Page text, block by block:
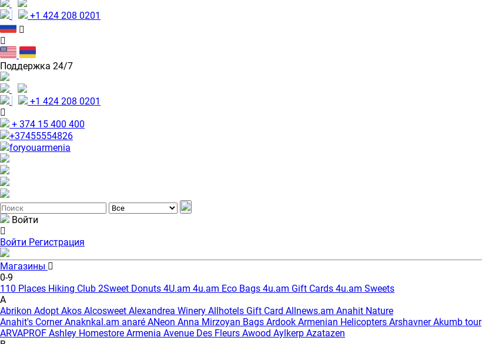
+1 424 208 0201
Поддержка 24/7
+1 424 208 0201
+ 374 15 400 400
+37455554826
foryouarmenia
Войти
Войти Регистрация
Магазины
0-9
110 Places Hiking Club 2Sweet Donuts 4U.am 4u.am Eco Bags 4u.am Gift Cards 4u.am Sweets
A
Abrikon Adopt Akos Alcosweet Alexandrea Winery Allhotels Gift Card Allnews.am Anahit Nature
Anahit's CornerAnaknkal.am anaré ANeon Anna Mirzoyan Bags Ardook Armenian Helicopters Arshavner Akumb tour
ARVAPROF Ashley Homestore Armenia Avenue Des Fleurs Awood Aylkerp Azatazen